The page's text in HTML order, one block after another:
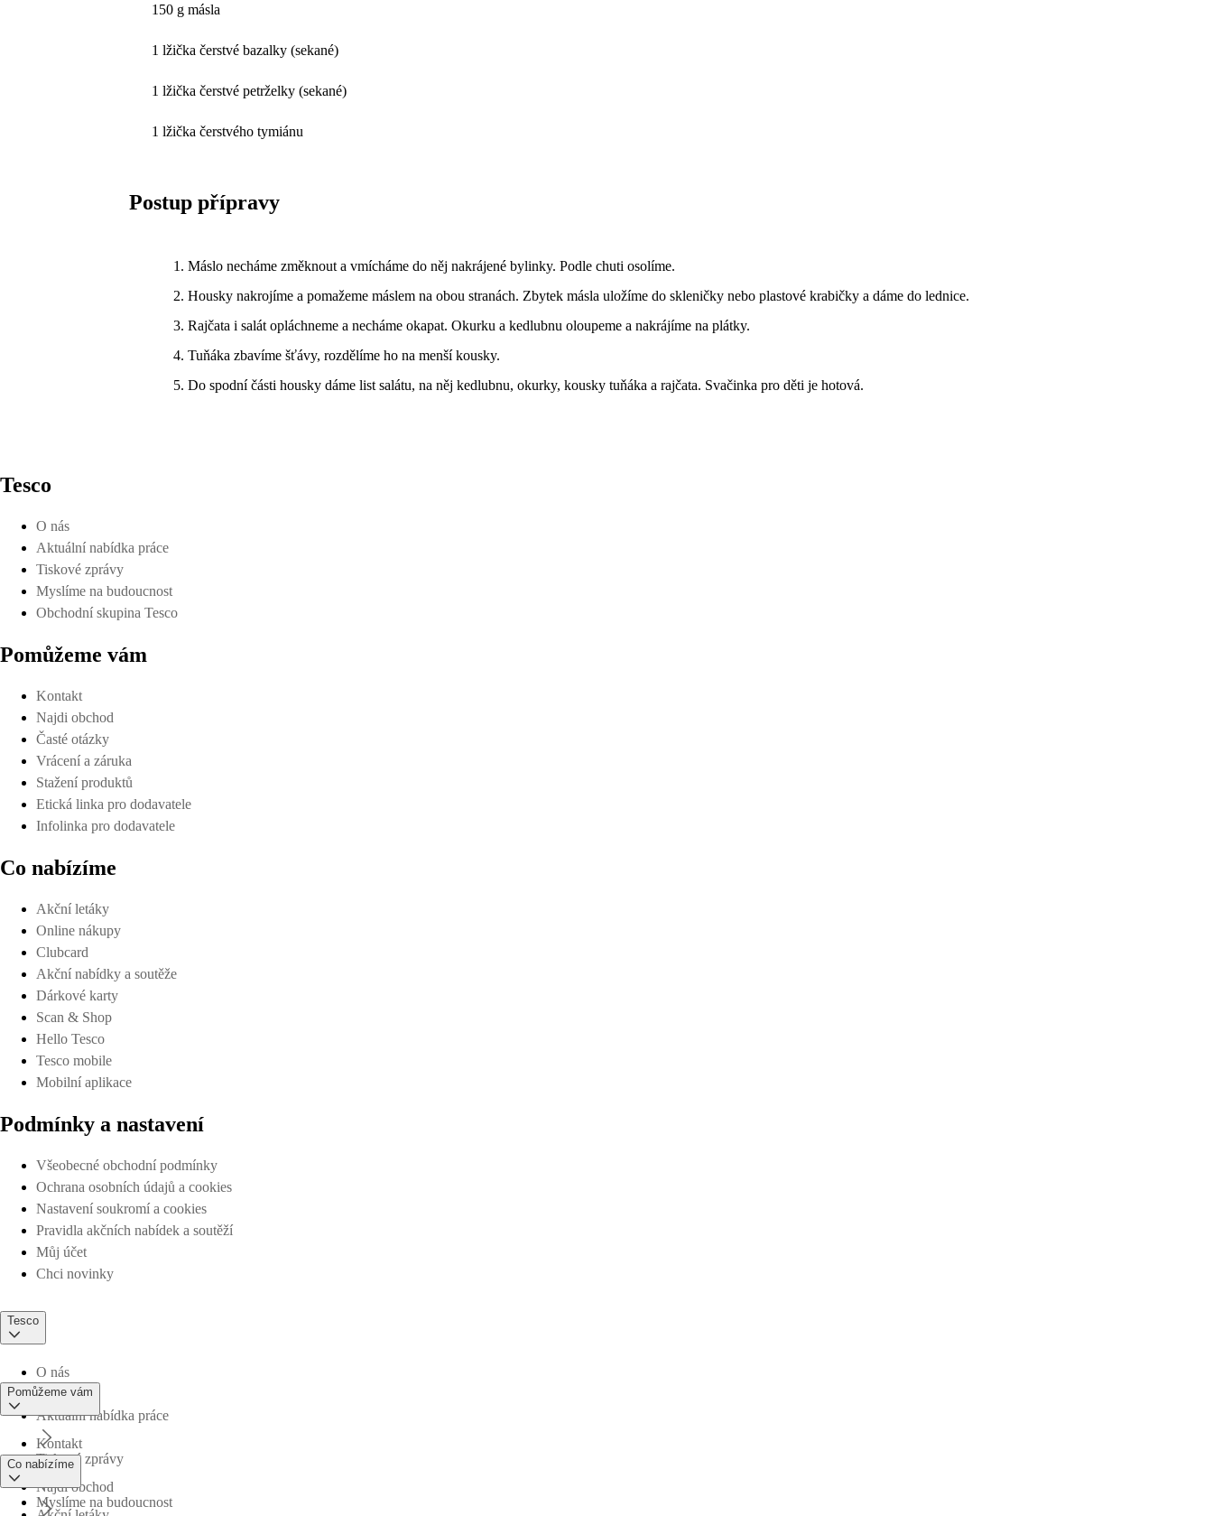
150 g másla
1 lžička čerstvé bazalky (sekané)
1 lžička čerstvé petrželky (sekané)
1 lžička čerstvého tymiánu
Postup přípravy
Máslo necháme změknout a vmícháme do něj nakrájené bylinky. Podle chuti osolíme.
Housky nakrojíme a pomažeme máslem na obou stranách. Zbytek másla uložíme do skleničky nebo plastové krabičky a dáme do lednice.
Rajčata i salát opláchneme a necháme okapat. Okurku a kedlubnu oloupeme a nakrájíme na plátky.
Tuňáka zbavíme šťávy, rozdělíme ho na menší kousky.
Do spodní části housky dáme list salátu, na něj kedlubnu, okurky, kousky tuňáka a rajčata. Svačinka pro děti je hotová.
Tesco
O nás
Aktuální nabídka práce
Tiskové zprávy
Myslíme na budoucnost
Obchodní skupina Tesco
Pomůžeme vám
Kontakt
Najdi obchod
Časté otázky
Vrácení a záruka
Stažení produktů
Etická linka pro dodavatele
Infolinka pro dodavatele
Co nabízíme
Akční letáky
Online nákupy
Clubcard
Akční nabídky a soutěže
Dárkové karty
Scan & Shop
Hello Tesco
Tesco mobile
Mobilní aplikace
Podmínky a nastavení
Všeobecné obchodní podmínky
Ochrana osobních údajů a cookies
Nastavení soukromí a cookies
Pravidla akčních nabídek a soutěží
Můj účet
Chci novinky
Tesco
O nás
Aktuální nabídka práce
Tiskové zprávy
Myslíme na budoucnost
Pomůžeme vám
Kontakt
Najdi obchod
Co nabízíme